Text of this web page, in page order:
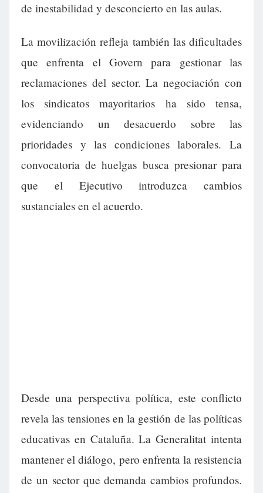
de inestabilidad y desconcierto en las aulas.
La movilización refleja también las dificultades
que enfrenta el Govern para gestionar las
reclamaciones del sector. La negociación con
los sindicatos mayoritarios ha sido tensa,
evidenciando un desacuerdo sobre las
prioridades y las condiciones laborales. La
convocatoria de huelgas busca presionar para
que el Ejecutivo introduzca cambios
sustanciales en el acuerdo.
Desde una perspectiva política, este conflicto
revela las tensiones en la gestión de las políticas
educativas en Cataluña. La Generalitat intenta
mantener el diálogo, pero enfrenta la resistencia
de un sector que demanda cambios profundos.